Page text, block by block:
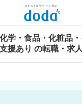
学・食品・化粧品
援あり の転職・求